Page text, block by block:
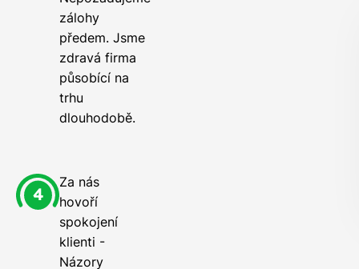
zálohy
předem. Jsme
zdravá firma
působící na
trhu
dlouhodobě.
Za nás
hovoří
spokojení
klienti -
Názory